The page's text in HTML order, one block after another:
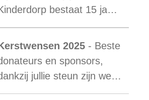
hart voor onze
bestaat 15 jaar
groeide uit tot een plek
honderden kinderen
een stabiele toekomst
vonden.
2025 - Beste
en sponsors,
jullie steun zijn we
in het afgelopen jaar